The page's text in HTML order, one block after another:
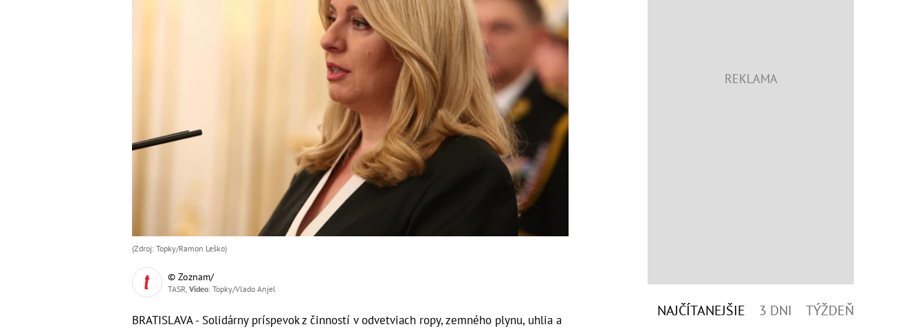
(Zdroj: Topky/Ramon Leško)
© Zoznam/
TASR, Video: Topky/Vlado Anjel
BRATISLAVA - Solidárny príspevok z činností v odvetviach ropy, zemného plynu, uhlia a
NAJČÍTANEJŠIE 3 DNI TÝŽDEŇ